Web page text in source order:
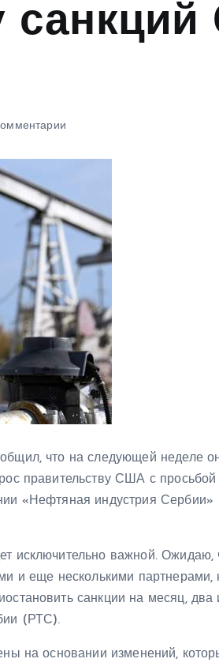
что на следующей неделе
правительству США с просьбой
«Нефтяная индустрия Сербии»
исключительно важной. Ожидаю,
и еще несколькими партнерами,
санкции на месяц, два
(РТС).
на основании изменений,